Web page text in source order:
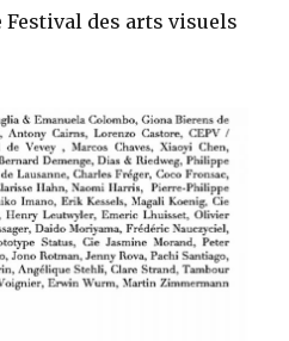
Festival des arts visuels